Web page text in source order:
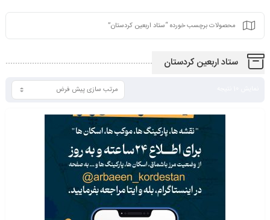
محصولات برچسب خورده “ستاد اربعین کردستان”
ستاد اربعین کردستان